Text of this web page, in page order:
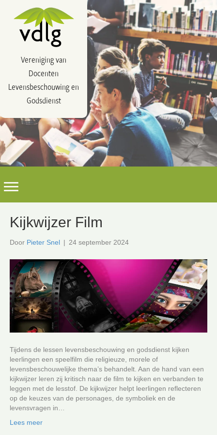
Vereniging van
Docenten
Levensbeschouwing en
Godsdienst
Kijkwijzer Film
Door Pieter Snel | 24 september 2024
Tijdens de lessen levensbeschouwing en godsdienst kijken
leerlingen een speelfilm die religieuze, morele of
levensbeschouwelijke thema’s behandelt. Aan de hand van een
kijkwijzer leren zij kritisch naar de film te kijken en verbanden te
leggen met de lesstof. De kijkwijzer helpt leerlingen reflecteren
op de keuzes van de personages, de symboliek en de
levensvragen in…
Lees meer